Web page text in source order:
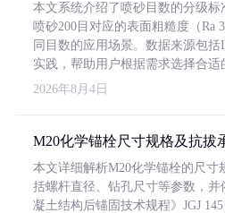
本文系统介绍了喷砂目数的分级标
喷砂200目对应的表面粗糙度（Ra
同目数的应用场景。数据来源包括
实践，帮助用户根据需求选择合适
2026年8月4日
M20化学锚栓尺寸规格及抗拔
本文详细解析M20化学锚栓的尺寸
括螺杆直径、钻孔尺寸等参数，
凝土结构后锚固技术规程》JGJ